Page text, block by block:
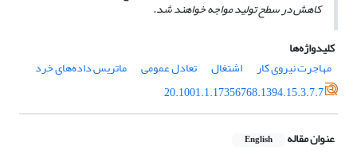
کاهش در سطح تولید مواجه خواهند شد.
کلیدواژه‌ها
مهاجرت نیروی کار
اشتغال تعادل عمومی
ماتریس داده‌های خرد
20.1001.1.17356768.1394.15.3.7.7
عنوان مقاله English